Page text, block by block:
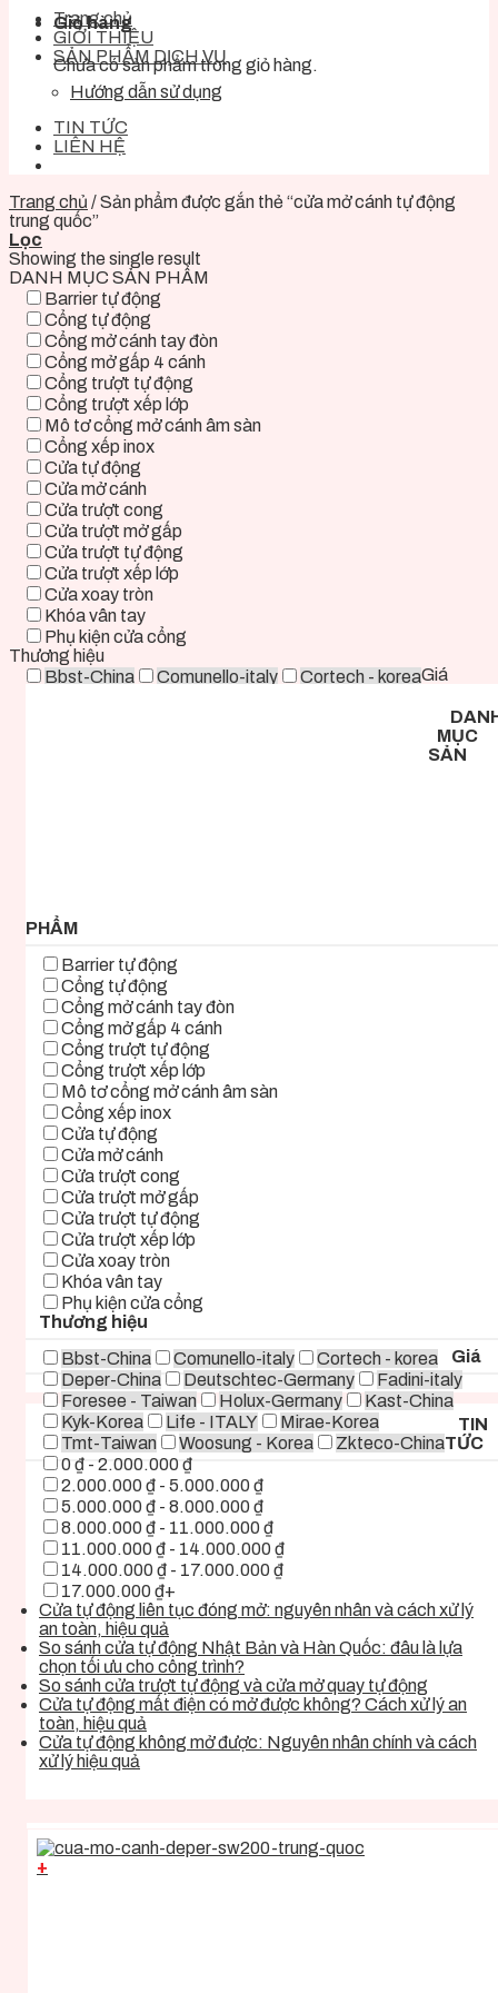
Giỏ hàng
Chưa có sản phẩm trong giỏ hàng.
Trang chủ
GIỚI THIỆU
SẢN PHẨM DỊCH VỤ
Hướng dẫn sử dụng
TIN TỨC
LIÊN HỆ
Trang chủ /Sản phẩm được gắn thẻ “cửa mở cánh tự động
trung quốc”
Lọc
Showing the single result
DANH MỤC SẢN PHẨM
Barrier tự động
Cổng tự động
Cổng mở cánh tay đòn
Cổng mở gấp 4 cánh
Cổng trượt tự động
Cổng trượt xếp lớp
Mô tơ cổng mở cánh âm sàn
Cổng xếp inox
Cửa tự động
Cửa mở cánh
Cửa trượt cong
Cửa trượt mở gấp
Cửa trượt tự động
Cửa trượt xếp lớp
Cửa xoay tròn
Khóa vân tay
Phụ kiện cửa cổng
Thương hiệu
Bbst-China
Comunello-italy
Cortech - koreaGiá
MỤC
SẢN
PHẨM
Barrier tự động
Cổng tự động
Cổng mở cánh tay đòn
Cổng mở gấp 4 cánh
Cổng trượt tự động
Cổng trượt xếp lớp
Mô tơ cổng mở cánh âm sàn
Cổng xếp inox
Cửa tự động
Cửa mở cánh
Cửa trượt cong
Cửa trượt mở gấp
Cửa trượt tự động
Cửa trượt xếp lớp
Cửa xoay tròn
Khóa vân tay
Phụ kiện cửa cổng
Thương hiệu
Bbst-China
Comunello-italy
Cortech - korea
Deper-China
Deutschtec-Germany
Fadini-italy
Foresee - Taiwan
Holux-Germany
Kast-China
Kyk-Korea
Life - ITALY
Mirae-Korea
Tmt-Taiwan
Woosung - Korea Zkteco-China
Giá
0 ₫ - 2.000.000 ₫
2.000.000 ₫ - 5.000.000 ₫
5.000.000 ₫ - 8.000.000 ₫
8.000.000 ₫ - 11.000.000 ₫
11.000.000 ₫ - 14.000.000 ₫
14.000.000 ₫ - 17.000.000 ₫
17.000.000 ₫+
TIN
TỨC
Cửa tự động liên tục đóng mở: nguyên nhân và cách xử lý
an toàn, hiệu quả
So sánh cửa tự động Nhật Bản và Hàn Quốc: đâu là lựa
chọn tối ưu cho công trình?
So sánh cửa trượt tự động và cửa mở quay tự động
Cửa tự động mất điện có mở được không? Cách xử lý an
toàn, hiệu quả
Cửa tự động không mở được: Nguyên nhân chính và cách
xử lý hiệu quả
+